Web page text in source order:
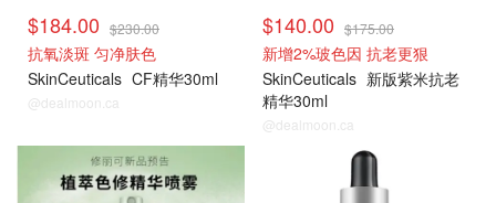
$184.00 $230.00
抗氧淡斑 匀净肤色
SkinCeuticals CF精华30ml
@dealmoon.ca
$140.00 $175.00
新增2%玻色因 抗老更狠
SkinCeuticals 新版紫米抗老
精华30ml
@dealmoon.ca